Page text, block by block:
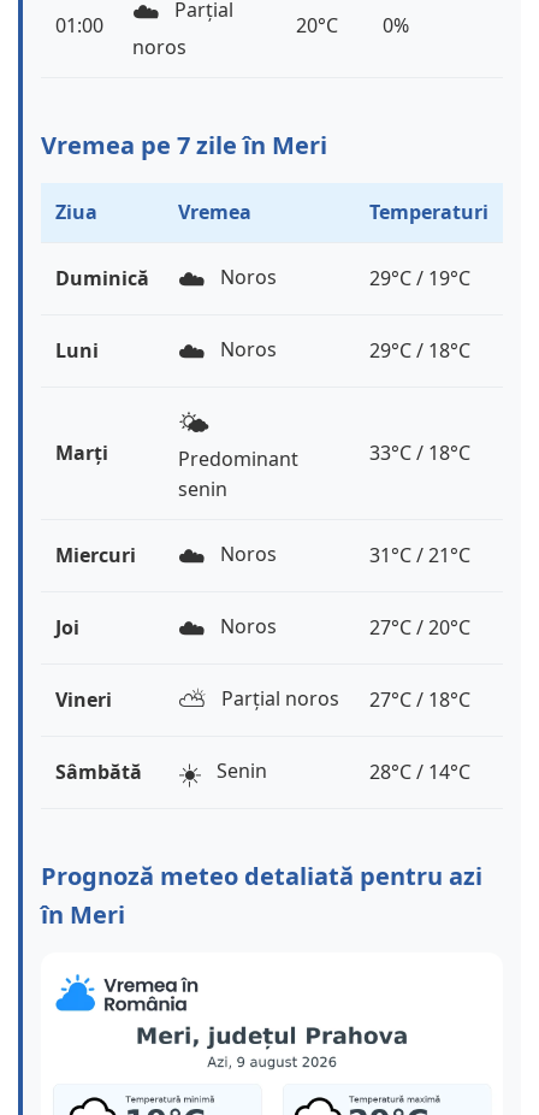
01:00 ☁️
Parțial
noros
20°C 0%
Vremea pe 7 zile în Meri
Ziua Vremea Temperaturi
Duminică ☁️ Noros 29°C / 19°C
Luni ☁️ Noros 29°C / 18°C
Marți
🌤️
Predominant
senin
33°C / 18°C
Miercuri ☁️ Noros 31°C / 21°C
Joi ☁️ Noros 27°C / 20°C
Vineri ⛅️ Parțial noros 27°C / 18°C
Sâmbătă ☀️ Senin 28°C / 14°C
Prognoză meteo detaliată pentru azi
în Meri